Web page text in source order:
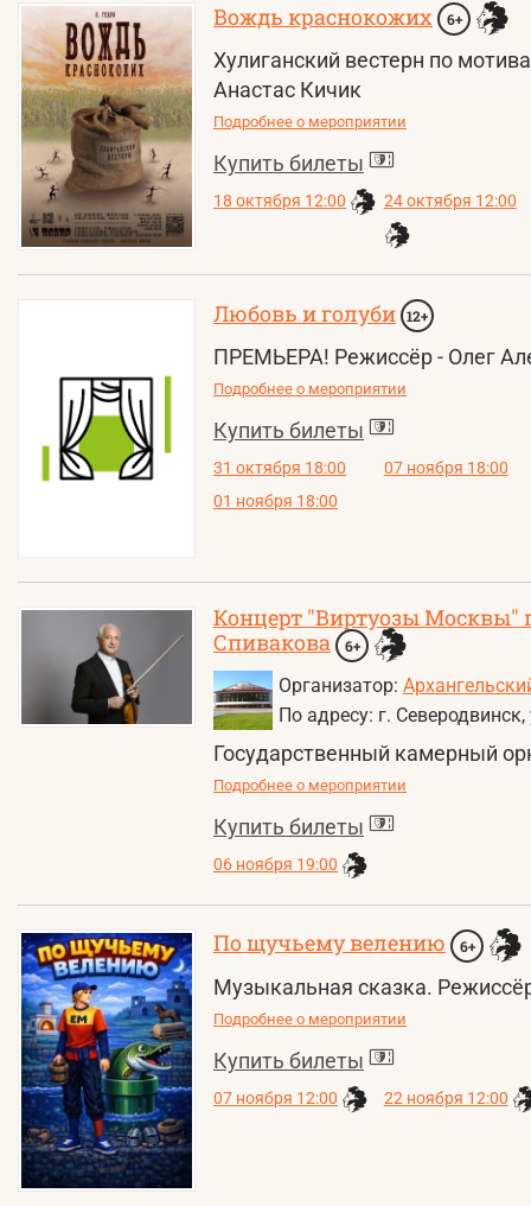
Вождь краснокожих 6+
Хулиганский вестерн по
Анастас Кичик
Подробнее о мероприятии
Купить билеты
18 октября 12:00 24 октября 12:00
Любовь и голуби 12+
ПРЕМЬЕРА! Режиссёр - Олег
Подробнее о мероприятии
Купить билеты
31 октября 18:00
01 ноября 18:00
07 ноября 18:00
Концерт "Виртуозы Москвы"
Спивакова
6+
Организатор:
По адресу: г.
Государственный камерный
Подробнее о мероприятии
Купить билеты
06 ноября 19:00
По щучьему велению 6+
Музыкальная сказка.
Подробнее о мероприятии
Купить билеты
07 ноября 12:00 22 ноября 12:00